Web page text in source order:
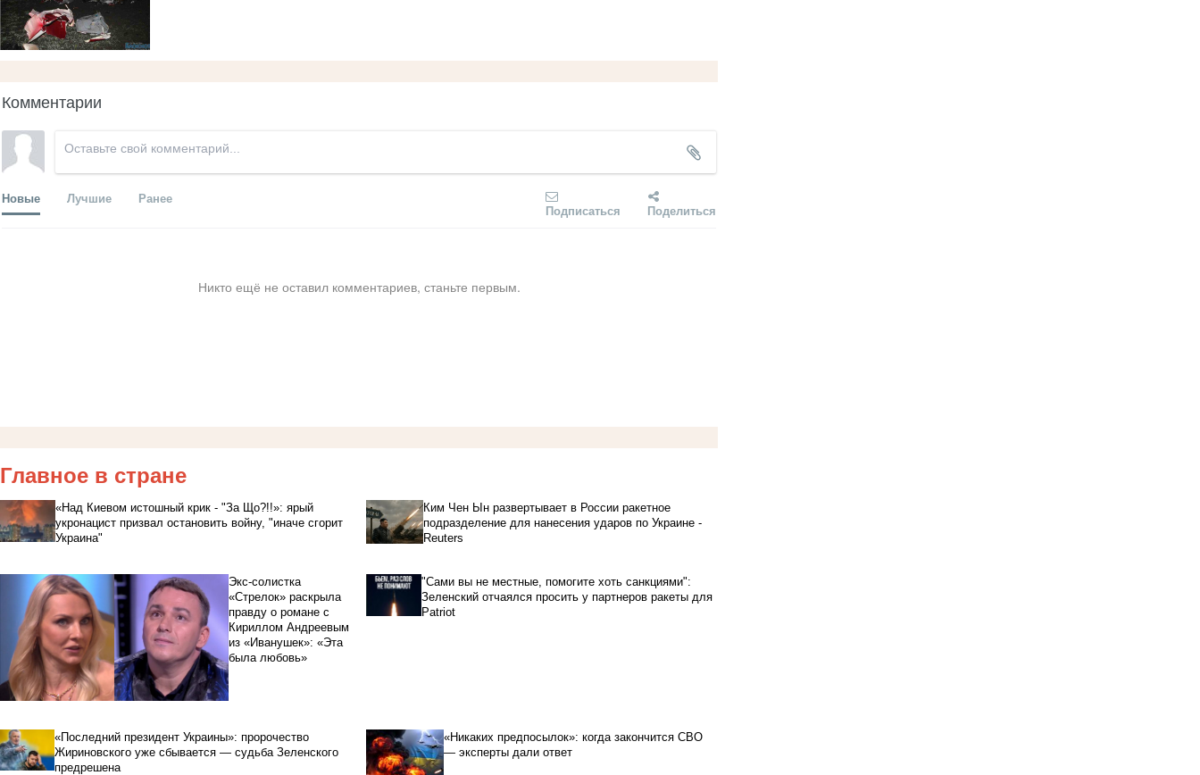
Комментарии
Новые Лучшие Ранее
Подписаться Поделиться
Никто ещё не оставил комментариев, станьте первым.
Главное в стране
«Над Киевом истошный крик - "За Що?!!»: ярый
укронацист призвал остановить войну, "иначе сгорит
Украина"
Ким Чен Ын развертывает в России ракетное
подразделение для нанесения ударов по Украине -
Reuters
Экс-солистка
«Стрелок» раскрыла
правду о романе с
Кириллом Андреевым
из «Иванушек»: «Эта
была любовь»
"Сами вы не местные, помогите хоть санкциями":
Зеленский отчаялся просить у партнеров ракеты для
Patriot
«Последний президент Украины»: пророчество
Жириновского уже сбывается — судьба Зеленского
предрешена
«Никаких предпосылок»: когда закончится СВО
— эксперты дали ответ